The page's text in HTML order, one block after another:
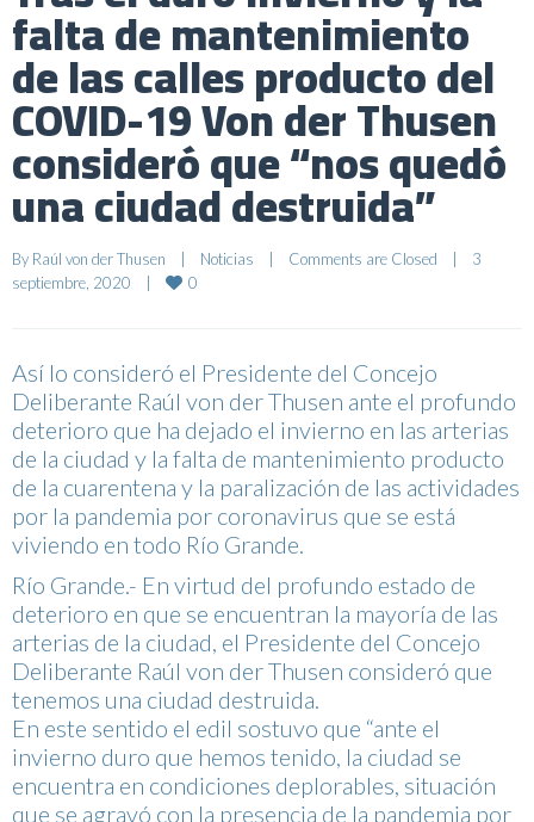
falta de mantenimiento
de las calles producto del
COVID-19 Von der Thusen
consideró que “nos quedó
una ciudad destruida”
By Raúl von der Thusen | Noticias | Comments are Closed |
3
septiembre, 2020
| 0
Así lo consideró el Presidente del Concejo
Deliberante Raúl von der Thusen ante el profundo
deterioro que ha dejado el invierno en las arterias
de la ciudad y la falta de mantenimiento producto
de la cuarentena y la paralización de las actividades
por la pandemia por coronavirus que se está
viviendo en todo Río Grande.
Río Grande.- En virtud del profundo estado de
deterioro en que se encuentran la mayoría de las
arterias de la ciudad, el Presidente del Concejo
Deliberante Raúl von der Thusen consideró que
tenemos una ciudad destruida.
En este sentido el edil sostuvo que “ante el
invierno duro que hemos tenido, la ciudad se
encuentra en condiciones deplorables, situación
que se agravó con la presencia de la pandemia por